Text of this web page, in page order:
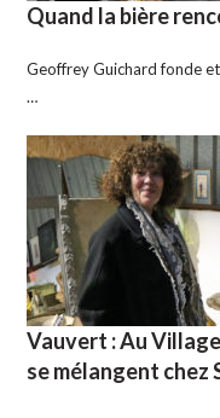
Quand la bière
Geoffrey Guichard fonde
…
Vauvert : Au
se mélangent chez